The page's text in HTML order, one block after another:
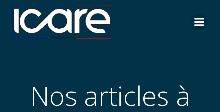
Aller
au
Nos articles à